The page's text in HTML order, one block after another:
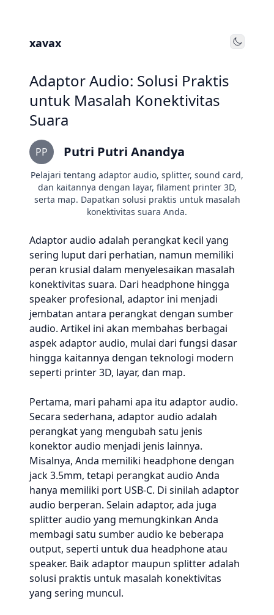
xavax Toggle
Adaptor Audio: Solusi Praktis
untuk Masalah Konektivitas
Suara
PP Putri Putri Anandya
Pelajari tentang adaptor audio, splitter, sound card,
dan kaitannya dengan layar, filament printer 3D,
serta map. Dapatkan solusi praktis untuk masalah
konektivitas suara Anda.
Adaptor audio adalah perangkat kecil yang
sering luput dari perhatian, namun memiliki
peran krusial dalam menyelesaikan masalah
konektivitas suara. Dari headphone hingga
speaker profesional, adaptor ini menjadi
jembatan antara perangkat dengan sumber
audio. Artikel ini akan membahas berbagai
aspek adaptor audio, mulai dari fungsi dasar
hingga kaitannya dengan teknologi modern
seperti printer 3D, layar, dan map.
Pertama, mari pahami apa itu adaptor audio.
Secara sederhana, adaptor audio adalah
perangkat yang mengubah satu jenis
konektor audio menjadi jenis lainnya.
Misalnya, Anda memiliki headphone dengan
jack 3.5mm, tetapi perangkat audio Anda
hanya memiliki port USB-C. Di sinilah adaptor
audio berperan. Selain adaptor, ada juga
splitter audio yang memungkinkan Anda
membagi satu sumber audio ke beberapa
output, seperti untuk dua headphone atau
speaker. Baik adaptor maupun splitter adalah
solusi praktis untuk masalah konektivitas
yang sering muncul.